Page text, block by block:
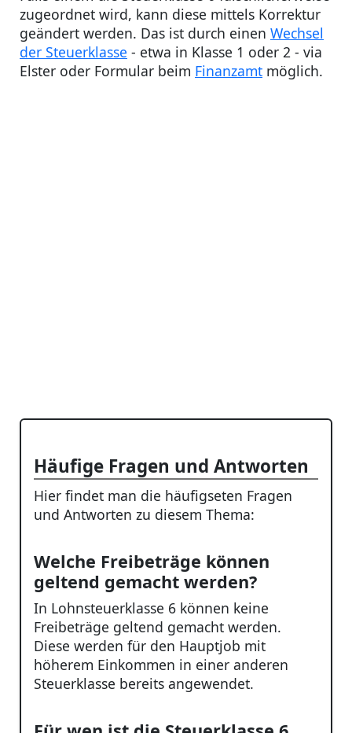
zugeordnet wird, kann diese mittels Korrektur
geändert werden. Das ist durch einen Wechsel
der Steuerklasse - etwa in Klasse 1 oder 2 - via
Elster oder Formular beim Finanzamt möglich.
Häufige Fragen und Antworten
Hier findet man die häufigseten Fragen
und Antworten zu diesem Thema:
Welche Freibeträge können
geltend gemacht werden?
In Lohnsteuerklasse 6 können keine
Freibeträge geltend gemacht werden.
Diese werden für den Hauptjob mit
höherem Einkommen in einer anderen
Steuerklasse bereits angewendet.